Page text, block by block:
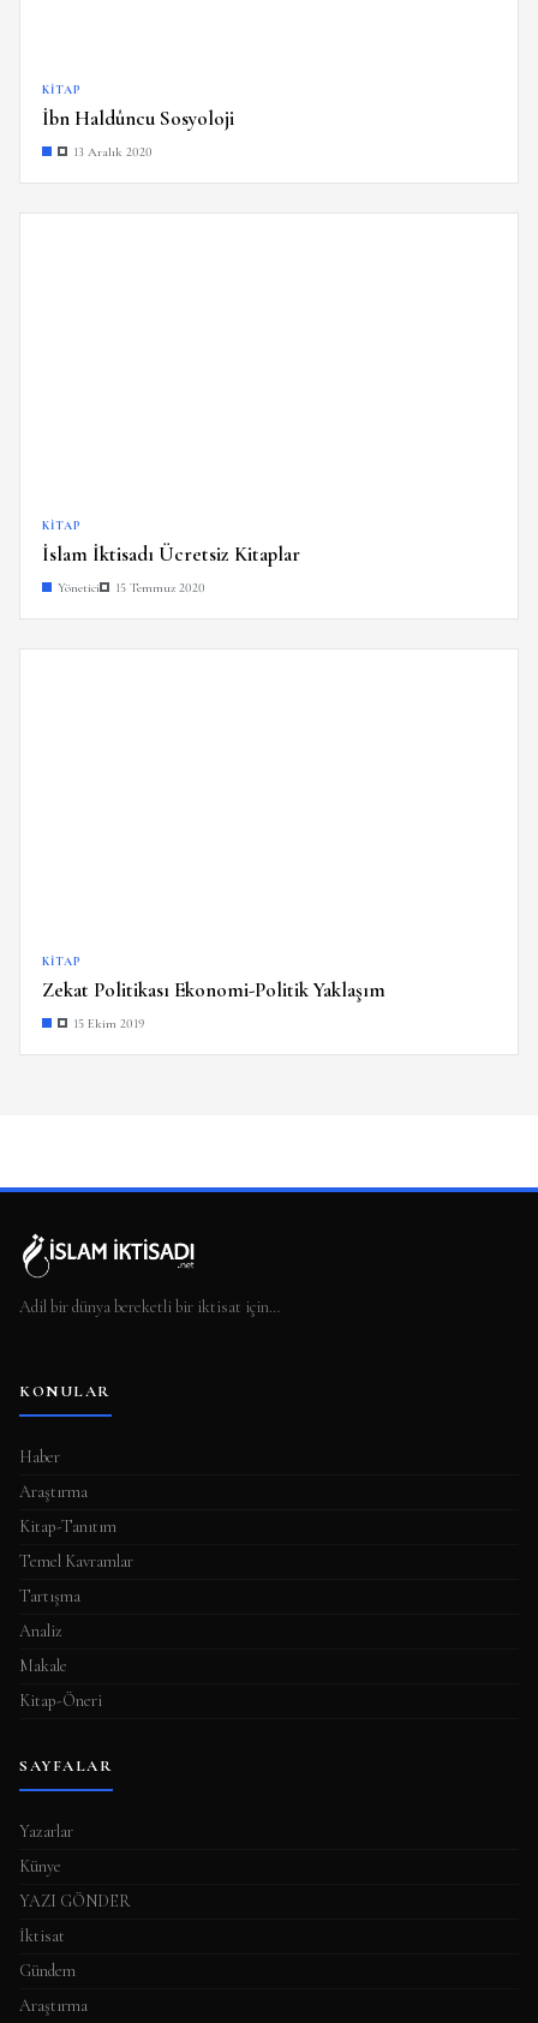
KITAP
İbn Haldûncu Sosyoloji
13 Aralık 2020
KITAP
İslam İktisadı Ücretsiz Kitaplar
Yönetici 15 Temmuz 2020
KITAP
Zekat Politikası Ekonomi-Politik Yaklaşım
15 Ekim 2019
Adil bir dünya bereketli bir iktisat için…
KONULAR
Haber
Araştırma
Kitap-Tanıtım
Temel Kavramlar
Tartışma
Analiz
Makale
Kitap-Öneri
SAYFALAR
Yazarlar
Künye
YAZI GÖNDER
İktisat
Gündem
Araştırma